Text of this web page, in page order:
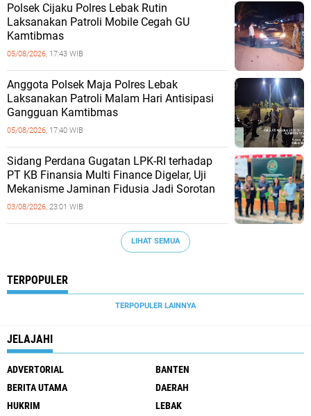
Polsek Cijaku Polres Lebak Rutin
Laksanakan Patroli Mobile Cegah GU
Kamtibmas
05/08/2026, 17:43 WIB
Anggota Polsek Maja Polres Lebak
Laksanakan Patroli Malam Hari Antisipasi
Gangguan Kamtibmas
05/08/2026, 17:40 WIB
Sidang Perdana Gugatan LPK-RI terhadap
PT KB Finansia Multi Finance Digelar, Uji
Mekanisme Jaminan Fidusia Jadi Sorotan
03/08/2026, 23:01 WIB
LIHAT SEMUA
TERPOPULER
TERPOPULER LAINNYA
JELAJAHI
ADVERTORIAL
BANTEN
BERITA UTAMA
DAERAH
HUKRIM
LEBAK